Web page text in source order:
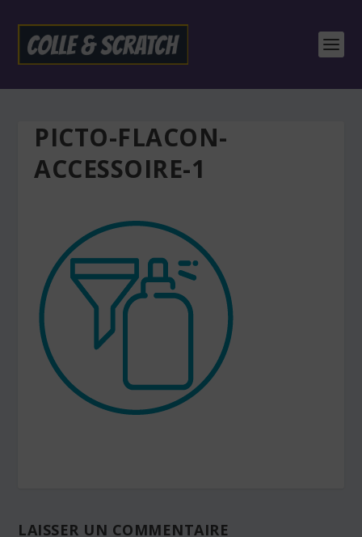
PICTO-FLACON-
ACCESSOIRE-1
LAISSER UN COMMENTAIRE